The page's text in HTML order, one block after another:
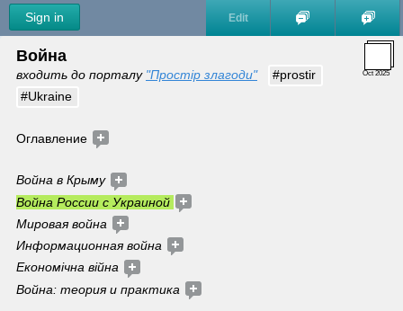
Sign in Edit
Oct 2025
Война
входить до порталу "Простір злагоди"
#prostir
#Ukraine
Оглавление
Война в Крыму
Война России с Украиной
Мировая война
Информационная война
Економічна війна
Война: теория и практика